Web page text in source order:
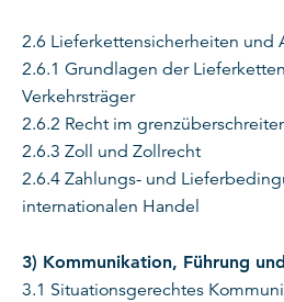
2.6 Lieferkettensicherheiten und
2.6.1 Grundlagen der
Verkehrsträger
2.6.2 Recht im
2.6.3 Zoll und Zollrecht
2.6.4 Zahlungs- und
internationalen Handel
3) Kommunikation, Führung
3.1 Situationsgerechtes